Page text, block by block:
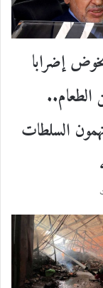
إضرابا
السلطات